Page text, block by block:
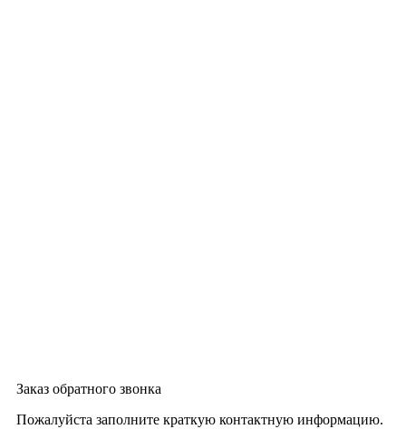
Заказ обратного звонка
Пожалуйста заполните краткую контактную информацию.